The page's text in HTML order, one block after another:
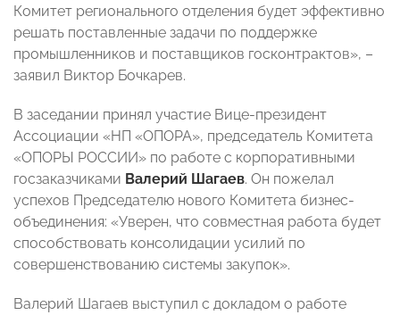
Комитет регионального отделения будет эффективно
решать поставленные задачи по поддержке
промышленников и поставщиков госконтрактов», –
заявил Виктор Бочкарев.
В заседании принял участие Вице-президент
Ассоциации «НП «ОПОРА», председатель Комитета
«ОПОРЫ РОССИИ» по работе с корпоративными
госзаказчиками Валерий Шагаев. Он пожелал
успехов Председателю нового Комитета бизнес-
объединения: «Уверен, что совместная работа будет
способствовать консолидации усилий по
совершенствованию системы закупок».
Валерий Шагаев выступил с докладом о работе